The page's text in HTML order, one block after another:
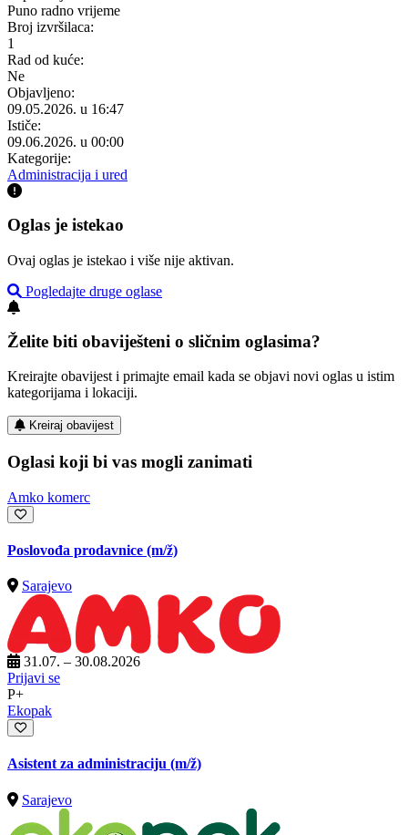
Puno radno vrijeme
Broj izvršilaca:
1
Rad od kuće:
Ne
Objavljeno:
09.05.2026. u 16:47
Ističe:
09.06.2026. u 00:00
Kategorije:
Administracija i ured
Oglas je istekao
Ovaj oglas je istekao i više nije aktivan.
Pogledajte druge oglase
Želite biti obaviješteni o sličnim oglasima?
Kreirajte obavijest i primajte email kada se objavi novi oglas u istim
kategorijama i lokaciji.
Kreiraj obavijest
Oglasi koji bi vas mogli zanimati
Amko komerc
Poslovođa prodavnice (m/ž)
Sarajevo
31.07. – 30.08.2026
Prijavi se
P+
Ekopak
Asistent za administraciju (m/ž)
Sarajevo